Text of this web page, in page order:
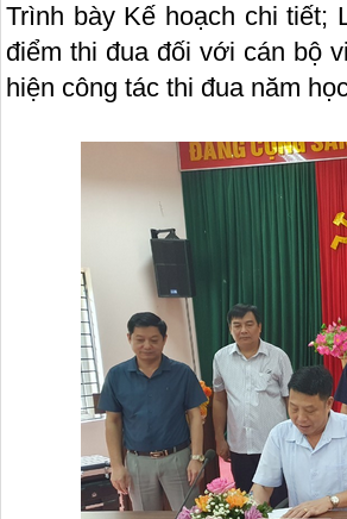
Trình bày Kế hoạch chi tiết;
điểm thi đua đối với cán bộ
hiện công tác thi đua năm